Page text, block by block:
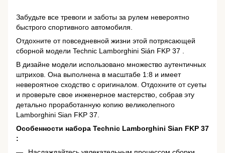
Забудьте все тревоги и заботы за рулем невероятно
быстрого спортивного автомобиля.
Отдохните от повседневной жизни этой потрясающей
сборной модели Technic Lamborghini Sián FKP 37 .
В дизайне модели использовано множество аутентичных
штрихов. Она выполнена в масштабе 1:8 и имеет
невероятное сходство с оригиналом. Отдохните от суеты
и проверьте свое инженерное мастерство, собрав эту
детально проработанную копию великолепного
Lamborghini Sian FKP 37.
Особенности набора Technic Lamborghini Sian FKP 37
: